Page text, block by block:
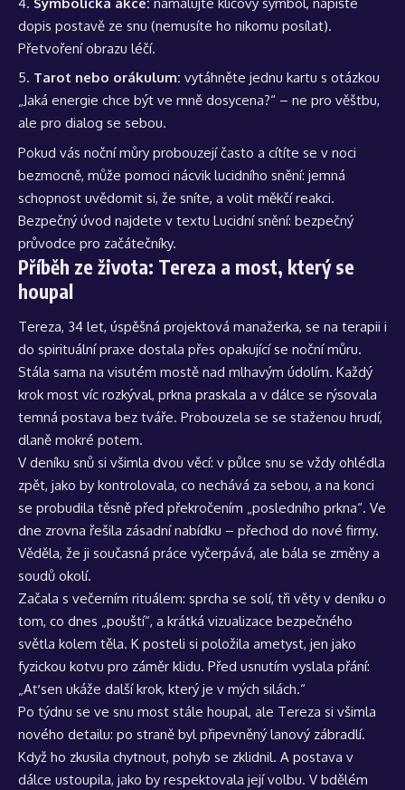
dopis postavě ze snu (nemusíte ho nikomu posílat).
Přetvoření obrazu léčí.
Tarot nebo orákulum: vytáhněte jednu kartu s otázkou
„Jaká energie chce být ve mně dosycena?“ – ne pro věštbu,
ale pro dialog se sebou.
Pokud vás noční můry probouzejí často a cítíte se v noci
bezmocně, může pomoci nácvik lucidního snění: jemná
schopnost uvědomit si, že sníte, a volit měkčí reakci.
Bezpečný úvod najdete v textu Lucidní snění: bezpečný
průvodce pro začátečníky.
Příběh ze života: Tereza a most, který se
houpal
Tereza, 34 let, úspěšná projektová manažerka, se na terapii i
do spirituální praxe dostala přes opakující se noční můru.
Stála sama na visutém mostě nad mlhavým údolím. Každý
krok most víc rozkýval, prkna praskala a v dálce se rýsovala
temná postava bez tváře. Probouzela se se staženou hrudí,
dlaně mokré potem.
V deníku snů si všimla dvou věcí: v půlce snu se vždy ohlédla
zpět, jako by kontrolovala, co nechává za sebou, a na konci
se probudila těsně před překročením „posledního prkna“. Ve
dne zrovna řešila zásadní nabídku – přechod do nové firmy.
Věděla, že ji současná práce vyčerpává, ale bála se změny a
soudů okolí.
Začala s večerním rituálem: sprcha se solí, tři věty v deníku o
tom, co dnes „pouští“, a krátká vizualizace bezpečného
světla kolem těla. K posteli si položila ametyst, jen jako
fyzickou kotvu pro záměr klidu. Před usnutím vyslala přání:
„Ať sen ukáže další krok, který je v mých silách.“
Po týdnu se ve snu most stále houpal, ale Tereza si všimla
nového detailu: po straně byl připevněný lanový zábradlí.
Když ho zkusila chytnout, pohyb se zklidnil. A postava v
dálce ustoupila, jako by respektovala její volbu. V bdělém